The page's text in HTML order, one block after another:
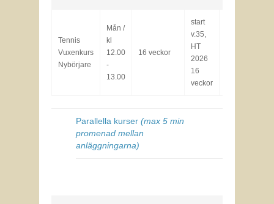
Tennis
Vuxenkurs
Nybörjare
Mån /
kl
12.00
-
13.00
16 veckor
start
v.35,
HT
2026
16
veckor
Parallella kurser (max 5 min
promenad mellan
anläggningarna)